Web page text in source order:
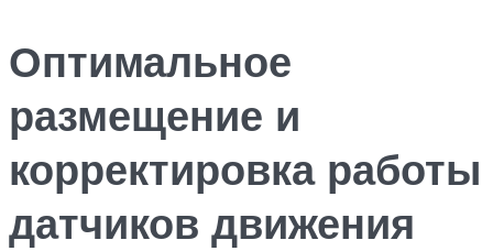
Оптимальное
размещение и
корректировка работы
датчиков движения